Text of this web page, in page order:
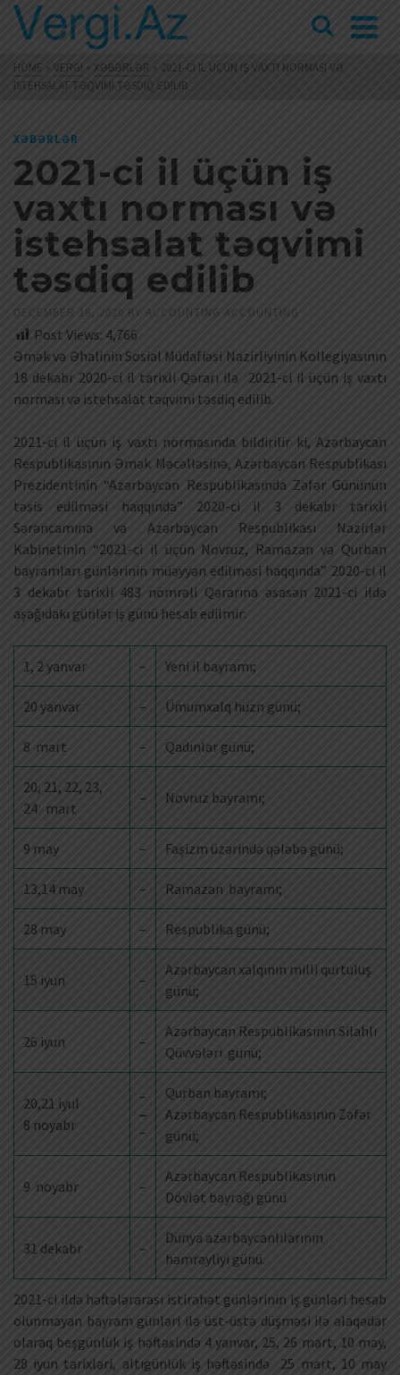
HOME » VERGI » XƏBƏRLƏR » 2021-CI IL ÜÇÜN IŞ VAXTI NORMASI VƏ
ISTEHSALAT TƏQVIMI TƏSDIQ EDILIB
XƏBƏRLƏR
2021-ci il üçün iş
vaxtı norması və
istehsalat təqvimi
təsdiq edilib
DECEMBER 18, 2020 BY ACCOUNTING ACCOUNTING
Post Views: 4,766
Əmək və Əhalinin Sosial Müdafiəsi Nazirliyinin Kollegiyasının
18 dekabr 2020-ci il tarixli Qərarı ilə 2021-ci il üçün iş vaxtı
norması və istehsalat təqvimi təsdiq edilib.
2021-ci il üçün iş vaxtı normasında bildirilir ki, Azərbaycan
Respublikasının Əmək Məcəlləsinə, Azərbaycan Respublikası
Prezidentinin “Azərbaycan Respublikasında Zəfər Gününün
təsis edilməsi haqqında” 2020-ci il 3 dekabr tarixli
Sərəncamına və Azərbaycan Respublikası Nazirlər
Kabinetinin “2021-ci il üçün Novruz, Ramazan və Qurban
bayramları günlərinin müəyyən edilməsi haqqında” 2020-ci il
3 dekabr tarixli 483 nömrəli Qərarına əsasən 2021-ci ildə
aşağıdakı günlər iş günü hesab edilmir:
1, 2 yanvar – Yeni il bayramı;
20 yanvar – Ümumxalq hüzn günü;
8 mart – Qadınlar günü;
20, 21, 22, 23,
24 mart
– Novruz bayramı;
9 may – Faşizm üzərində qələbə günü;
13,14 may – Ramazan bayramı;
28 may – Respublika günü;
15 iyun –
Azərbaycan xalqının milli qurtuluş
günü;
26 iyun –
Azərbaycan Respublikasının Silahlı
Qüvvələri günü;
20,21 iyul
8 noyabr
–
–
Qurban bayramı;
Azərbaycan Respublikasının Zəfər
günü;
9 noyabr –
Azərbaycan Respublikasının
Dövlət bayrağı günü
31 dekabr –
Dünya azərbaycanlılarının
həmrəyliyi günü.
2021-ci ildə həftələrarası istirahət günlərinin iş günləri hesab
olunmayan bayram günləri ilə üst-üstə düşməsi ilə əlaqədar
olaraq beşgünlük iş həftəsində 4 yanvar, 25, 26 mart, 10 may,
28 iyun tarixləri, altıgünlük iş həftəsində 25 mart, 10 may